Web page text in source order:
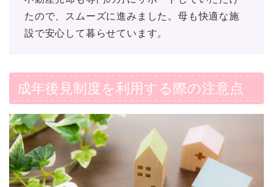
たので、スムーズに進みました。母も快適な施
設で安心して暮らせています。
成年後見制度を利用する際の注意点